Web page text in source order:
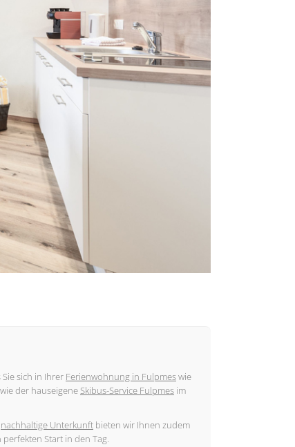
sich in Ihrer Ferienwohnung in Fulpmeswie
der hauseigeneSkibus-Service Fulpmes im
nachhaltige Unterkunft bieten wir Ihnen zudem
Start in den Tag.